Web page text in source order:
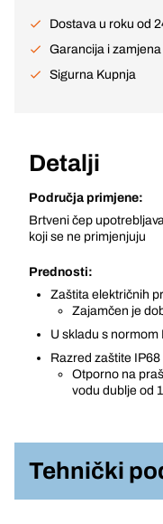
Dostava u roku od
Garancija i zamjena
Sigurna Kupnja
Detalji
Područja primjene:
Brtveni čep
koji se ne primjenjuju
Prednosti:
Zaštita električnih
Zajamčen je
U skladu s normom
Razred zaštite IP68
Otporno na
vodu dublje od
Tehnički